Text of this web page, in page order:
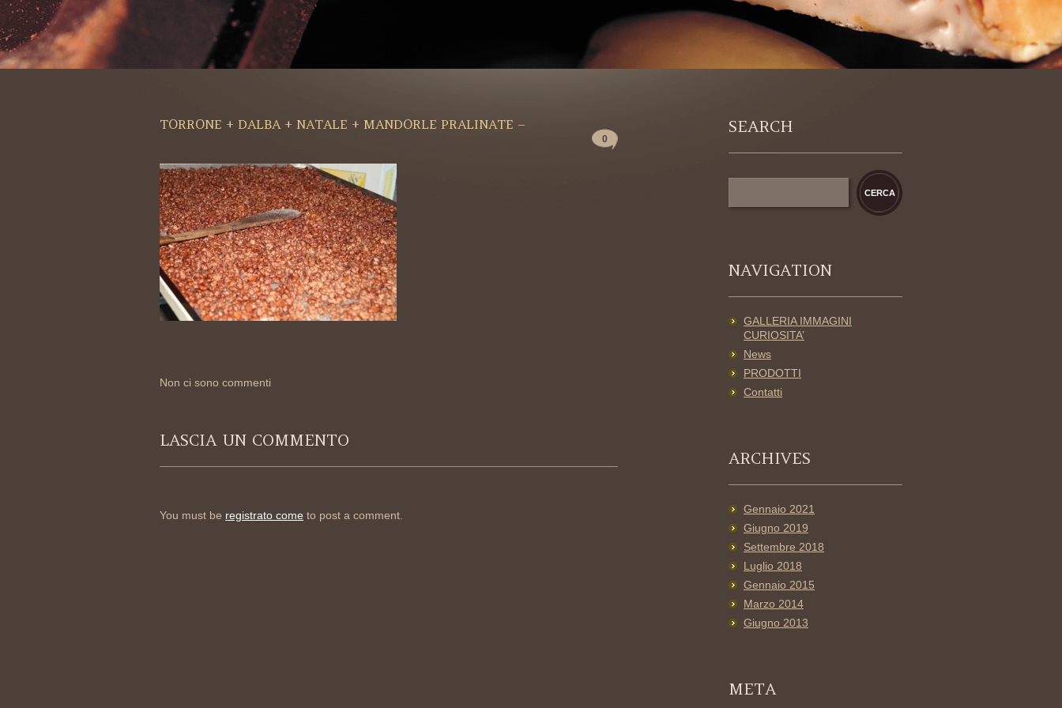
0
TORRONE + DALBA + NATALE + MANDORLE PRALINATE –
Non ci sono commenti
LASCIA UN COMMENTO
You must be registrato come to post a comment.
SEARCH
NAVIGATION
GALLERIA IMMAGINI
CURIOSITA’
News
PRODOTTI
Contatti
ARCHIVES
Gennaio 2021
Giugno 2019
Settembre 2018
Luglio 2018
Gennaio 2015
Marzo 2014
Giugno 2013
META